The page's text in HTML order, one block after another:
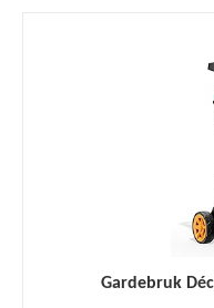
Gardebruk